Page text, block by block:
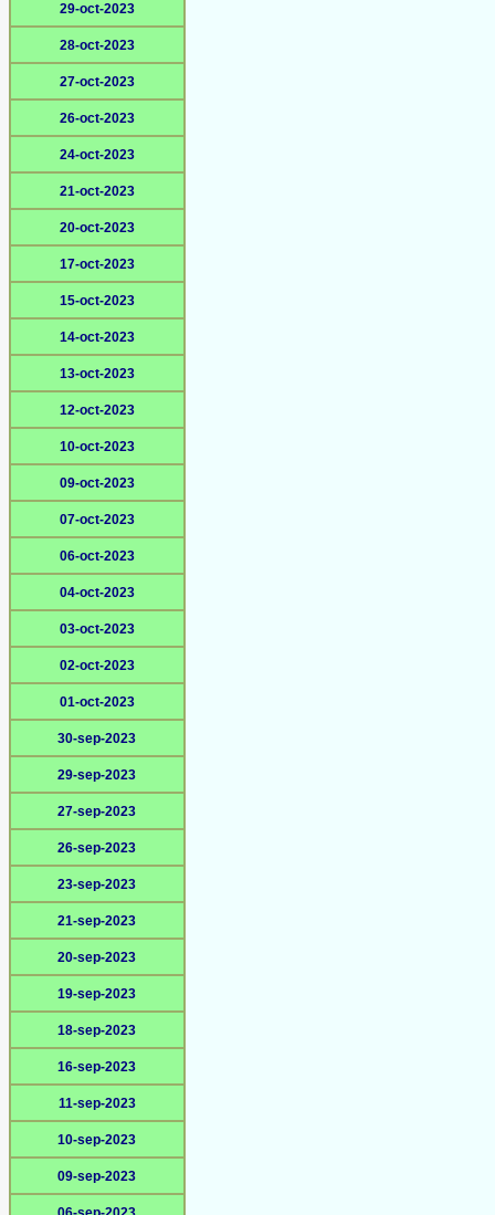
29-oct-2023
28-oct-2023
27-oct-2023
26-oct-2023
24-oct-2023
21-oct-2023
20-oct-2023
17-oct-2023
15-oct-2023
14-oct-2023
13-oct-2023
12-oct-2023
10-oct-2023
09-oct-2023
07-oct-2023
06-oct-2023
04-oct-2023
03-oct-2023
02-oct-2023
01-oct-2023
30-sep-2023
29-sep-2023
27-sep-2023
26-sep-2023
23-sep-2023
21-sep-2023
20-sep-2023
19-sep-2023
18-sep-2023
16-sep-2023
11-sep-2023
10-sep-2023
09-sep-2023